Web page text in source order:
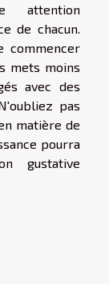
attention
de chacun.
commencer
mets moins
avec des
pas
matière de
pourra
gustative